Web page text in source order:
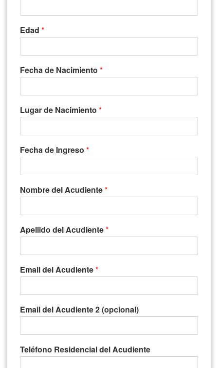
Edad *
Fecha de Nacimiento *
Lugar de Nacimiento *
Fecha de Ingreso *
Nombre del Acudiente*
Apellido del Acudiente*
Email del Acudiente*
Email del Acudiente 2 (opcional)
Teléfono Residencial del Acudiente